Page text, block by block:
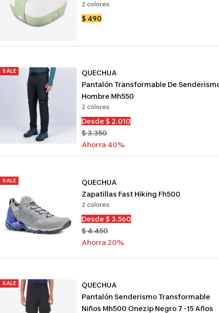
2 colores
Precio
$ 490
SALE
QUECHUA
Pantalón Transformable De
Hombre Mh550
2 colores
Precio
de
venta
Desde $ 2.010
Precio
normal
$ 3.350
Ahorra 40%
SALE
QUECHUA
Zapatillas Fast Hiking Fh500
2 colores
Precio
de
venta
Desde $ 3.560
Precio
normal
$ 4.450
Ahorra 20%
SALE
QUECHUA
Pantalón Senderismo Transformable
Niños Mh500 Onezip Negro 7 -15 Años